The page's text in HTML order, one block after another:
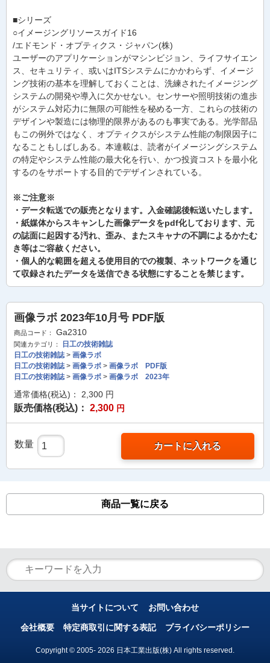
■シリーズ
○イメージングリソースガイド16
/エドモンド・オプティクス・ジャパン(株)
ユーザーのアプリケーションがマシンビジョン、ライフサイエン
ス、セキュリティ、或いはITSシステムにかかわらず、イメージ
ング技術の基本を理解しておくことは、洗練されたイメージング
システムの開発や導入に欠かせない。センサーや照明技術の進歩
がシステム対応力に無限の可能性を秘める一方、これらの技術の
デザインや製造には物理的限界があるのも事実である。光学部品
もこの例外ではなく、オプティクスがシステム性能の制限因子に
なることもしばしある。本連載は、読者がイメージングシステム
の特定やシステム性能の最大化を行い、かつ投資コストを最小化
するのをサポートする目的でデザインされている。
※ご注意※
・データ転送での販売となります。入金確認後転送いたします。
・紙媒体からスキャンした画像データをpdf化しております、元
の誌面に起因する汚れ、歪み、またスキャナの不調によるかたむ
き等はご容赦ください。
・個人的な範囲を超える使用目的での複製、ネットワークを通じ
て収録されたデータを送信できる状態にすることを禁じます。
画像ラボ 2023年10月号 PDF版
商品コード： Ga2310
関連カテゴリ：
日工の技術雑誌
日工の技術雑誌> 画像ラボ
日工の技術雑誌> 画像ラボ > 画像ラボ PDF版
日工の技術雑誌> 画像ラボ > 画像ラボ 2023年
通常価格(税込)： 2,300 円
販売価格(税込)： 2,300 円
数量 カートに入れる
商品一覧に戻る
当サイトについて お問い合わせ
会社概要 特定商取引に関する表記 プライバシーポリシー
Copyright © 2005- 2026 日本工業出版(株) All rights reserved.